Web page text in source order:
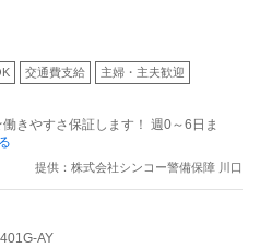
交通費支給 主婦・主夫歓迎
きやすさ保証します！ 週0～6日ま
提供：株式会社シンコー警備保障 川口
AY